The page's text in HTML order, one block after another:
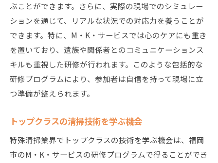
ぶことができます。さらに、実際の現場でのシミュレー
ションを通じて、リアルな状況での対応力を養うことが
できます。特に、M・K・サービスでは心のケアにも重き
を置いており、遺族や関係者とのコミュニケーションス
キルも重視した研修が行われます。このような包括的な
研修プログラムにより、参加者は自信を持って現場に立
つ準備が整えられます。
トップクラスの清掃技術を学ぶ機会
特殊清掃業界でトップクラスの技術を学ぶ機会は、福岡
市のM・K・サービスの研修プログラムで得ることができ